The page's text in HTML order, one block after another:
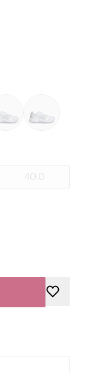
40.0